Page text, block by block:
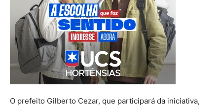
O prefeito Gilberto Cezar, que participará da iniciativa,